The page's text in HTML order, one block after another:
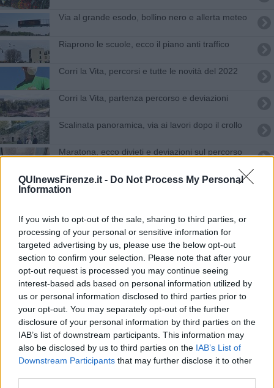
QUInewsFirenze.it - Do Not Process My Personal
Information
If you wish to opt-out of the sale, sharing to third parties, or
processing of your personal or sensitive information for
targeted advertising by us, please use the below opt-out
section to confirm your selection. Please note that after your
opt-out request is processed you may continue seeing
interest-based ads based on personal information utilized by
us or personal information disclosed to third parties prior to
your opt-out. You may separately opt-out of the further
disclosure of your personal information by third parties on the
IAB’s list of downstream participants. This information may
also be disclosed by us to third parties on the IAB’s List of
Downstream Participants that may further disclose it to other
Via al grande esodo, bollino nero e allerta meteo
Riaprono le scuole, ecco il piano anti traffico
Corri la Vita, percorsi e tutte le novità del 2022
Corri la Vita, partenza percorso e deviazioni
Scalinata panoramica, via ai lavori dopo il crollo
​Maratona, ecco divieti e deviazioni sul percorso
Arriva Francesco, la mappa dei divieti
​Concerti e Fochi, stretta sulle bevande
L'arte di Clara, che non parla e non legge
Six Underground, nuovi set
Giungla stazione, i tassisti chiedono soluzioni
​Firenze Rocks, ecco tutte le informazioni utili
Torna la Maratona, ecco i divieti e le deviazioni